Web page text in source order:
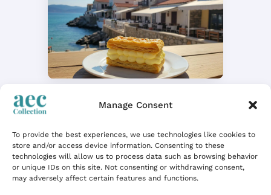
Manage Consent
To provide the best experiences, we use technologies like cookies to
store and/or access device information. Consenting to these
technologies will allow us to process data such as browsing behavior
or unique IDs on this site. Not consenting or withdrawing consent,
may adversely affect certain features and functions.
Matton-Farnet, Cru
Classé depuis 1955
Tarte tropézienne : une
baptisée par Brigitte
Bardot